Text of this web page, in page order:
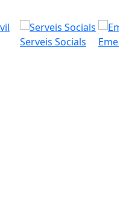
Serveis Socials